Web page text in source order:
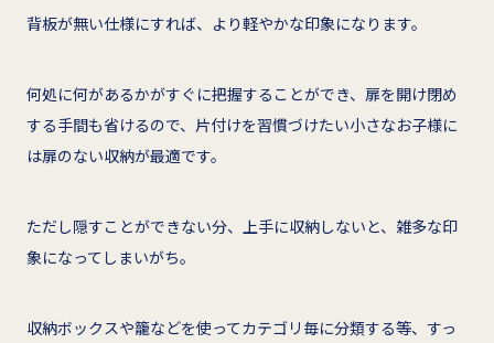
背板が無い仕様にすれば、より軽やかな印象になります。
何処に何があるかがすぐに把握することができ、扉を開け閉め
する手間も省けるので、片付けを習慣づけたい小さなお子様に
は扉のない収納が最適です。
ただし隠すことができない分、上手に収納しないと、雑多な印
象になってしまいがち。
収納ボックスや籠などを使ってカテゴリ毎に分類する等、すっ